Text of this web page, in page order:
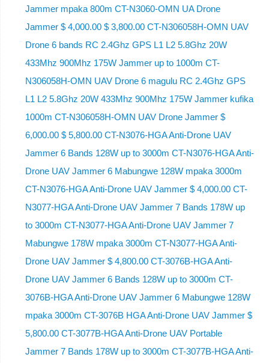
Jammer mpaka 800m CT-N3060-OMN UA Drone
Jammer $ 4,000.00 $ 3,800.00 CT-N306058H-OMN UAV
Drone 6 bands RC 2.4Ghz GPS L1 L2 5.8Ghz 20W
433Mhz 900Mhz 175W Jammer up to 1000m CT-
N306058H-OMN UAV Drone 6 magulu RC 2.4Ghz GPS
L1 L2 5.8Ghz 20W 433Mhz 900Mhz 175W Jammer kufika
1000m CT-N306058H-OMN UAV Drone Jammer $
6,000.00 $ 5,800.00 CT-N3076-HGA Anti-Drone UAV
Jammer 6 Bands 128W up to 3000m CT-N3076-HGA ​​Anti-
Drone UAV Jammer 6 Mabungwe 128W mpaka 3000m
CT-N3076-HGA ​​Anti-Drone UAV Jammer $ 4,000.00 CT-
N3077-HGA Anti-Drone UAV Jammer 7 Bands 178W up
to 3000m CT-N3077-HGA Anti-Drone UAV Jammer 7
Mabungwe 178W mpaka 3000m CT-N3077-HGA Anti-
Drone UAV Jammer $ 4,800.00 CT-3076B-HGA Anti-
Drone UAV Jammer 6 Bands 128W up to 3000m CT-
3076B-HGA Anti-Drone UAV Jammer 6 Mabungwe 128W
mpaka 3000m CT-3076B HGA Anti-Drone UAV Jammer $
5,800.00 CT-3077B-HGA Anti-Drone UAV Portable
Jammer 7 Bands 178W up to 3000m CT-3077B-HGA Anti-